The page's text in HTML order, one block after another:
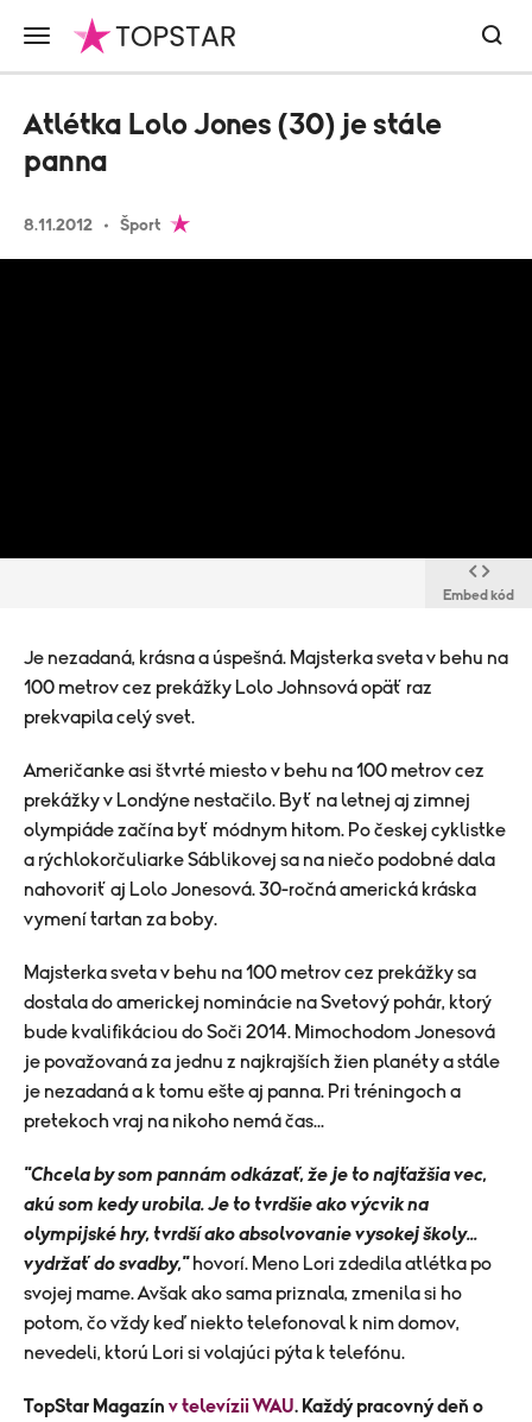
8.11.2012 Šport
Atlétka Lolo Jones (30) je stále
panna
Embed kód
Je nezadaná, krásna a úspešná. Majsterka sveta v behu na
100 metrov cez prekážky Lolo Johnsová opäť raz
prekvapila celý svet.
Američanke asi štvrté miesto v behu na 100 metrov cez
prekážky v Londýne nestačilo. Byť na letnej aj zimnej
olympiáde začína byť módnym hitom. Po českej cyklistke
a rýchlokorčuliarke Sáblikovej sa na niečo podobné dala
nahovoriť aj Lolo Jonesová. 30-ročná americká kráska
vymení tartan za boby.
Majsterka sveta v behu na 100 metrov cez prekážky sa
dostala do americkej nominácie na Svetový pohár, ktorý
bude kvalifikáciou do Soči 2014. Mimochodom Jonesová
je považovaná za jednu z najkrajších žien planéty a stále
je nezadaná a k tomu ešte aj panna. Pri tréningoch a
pretekoch vraj na nikoho nemá čas...
"Chcela by som pannám odkázať, že je to najťažšia vec,
akú som kedy urobila. Je to tvrdšie ako výcvik na
olympijské hry, tvrdší ako absolvovanie vysokej školy...
vydržať do svadby,"hovorí. Meno Lori zdedila atlétka po
svojej mame. Avšak ako sama priznala, zmenila si ho
potom, čo vždy keď niekto telefonoval k nim domov,
nevedeli, ktorú Lori si volajúci pýta k telefónu.
TopStar Magazín v televízii WAU. Každý pracovný deň o